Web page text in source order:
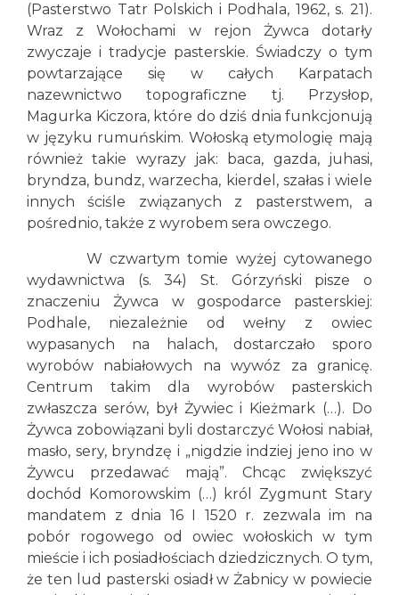
(Pasterstwo Tatr Polskich i Podhala, 1962, s. 21).
Wraz z Wołochami w rejon Żywca dotarły
zwyczaje i tradycje pasterskie. Świadczy o tym
powtarzające się w całych Karpatach
nazewnictwo topograficzne tj. Przysłop,
Magurka Kiczora, które do dziś dnia funkcjonują
w języku rumuńskim. Wołoską etymologię mają
również takie wyrazy jak: baca, gazda, juhasi,
bryndza, bundz, warzecha, kierdel, szałas i wiele
innych ściśle związanych z pasterstwem, a
pośrednio, także z wyrobem sera owczego.
W czwartym tomie wyżej cytowanego
wydawnictwa (s. 34) St. Górzyński pisze o
znaczeniu Żywca w gospodarce pasterskiej:
Podhale, niezależnie od wełny z owiec
wypasanych na halach, dostarczało sporo
wyrobów nabiałowych na wywóz za granicę.
Centrum takim dla wyrobów pasterskich
zwłaszcza serów, był Żywiec i Kieżmark (…). Do
Żywca zobowiązani byli dostarczyć Wołosi nabiał,
masło, sery, bryndzę i „nigdzie indziej jeno ino w
Żywcu przedawać mają”. Chcąc zwiększyć
dochód Komorowskim (…) król Zygmunt Stary
mandatem z dnia 16 I 1520 r. zezwala im na
pobór rogowego od owiec wołoskich w tym
mieście i ich posiadłościach dziedzicznych. O tym,
że ten lud pasterski osiadł w Żabnicy w powiecie